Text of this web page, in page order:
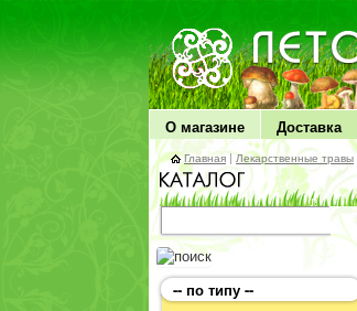
ЛЕТО чудо здоровья
О магазине Доставка
Главная |Лекарственные травы
-- по типу --